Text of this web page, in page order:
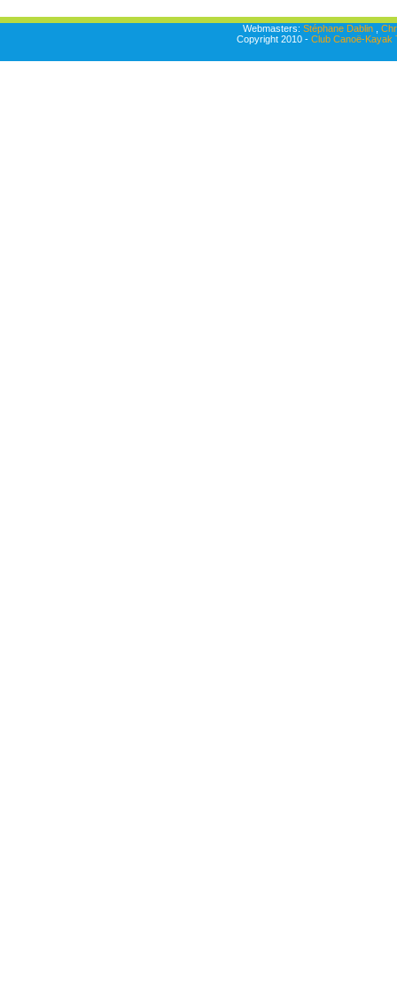
Webmasters: Stéphane Dablin,
Copyright 2010 - Club Canoë-Kayak